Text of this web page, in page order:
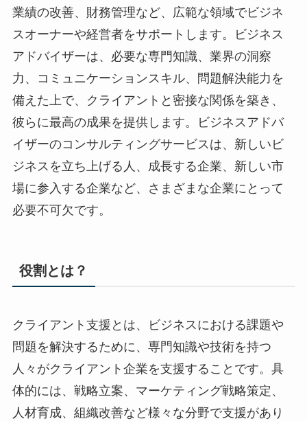
業績の改善、財務管理など、広範な領域でビジネ
スオーナーや経営者をサポートします。ビジネス
アドバイザーは、必要な専門知識、業界の洞察
力、コミュニケーションスキル、問題解決能力を
備えた上で、クライアントと密接な関係を築き、
彼らに最高の成果を提供します。ビジネスアドバ
イザーのコンサルティングサービスは、新しいビ
ジネスを立ち上げる人、成長する企業、新しい市
場に参入する企業など、さまざまな企業にとって
必要不可欠です。
役割とは？
クライアント支援とは、ビジネスにおける課題や
問題を解決するために、専門知識や技術を持つ
人々がクライアント企業を支援することです。具
体的には、戦略立案、マーケティング戦略策定、
人材育成、組織改善など様々な分野で支援があり